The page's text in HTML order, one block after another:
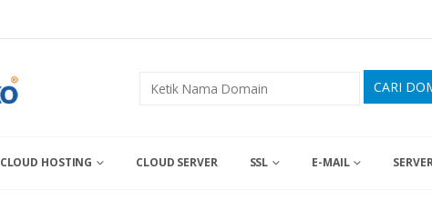
CLOUD HOSTING CLOUD SERVER SSL E-MAIL